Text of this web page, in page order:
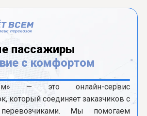
пассажиры
с комфортом
— это онлайн-сервис
который соединяет заказчиков с
Мы помогаем